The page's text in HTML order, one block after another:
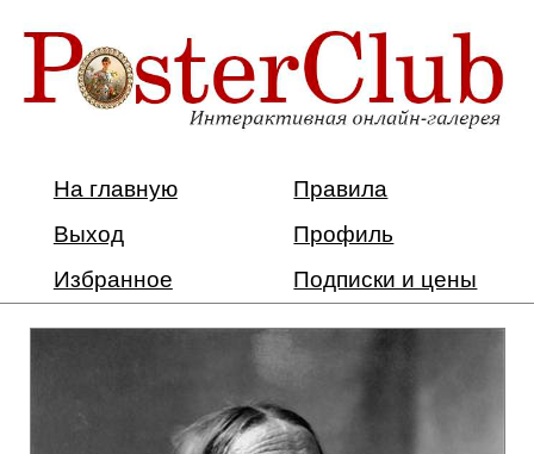
На главную
Правила
Выход
Профиль
Избранное
Подписки и цены